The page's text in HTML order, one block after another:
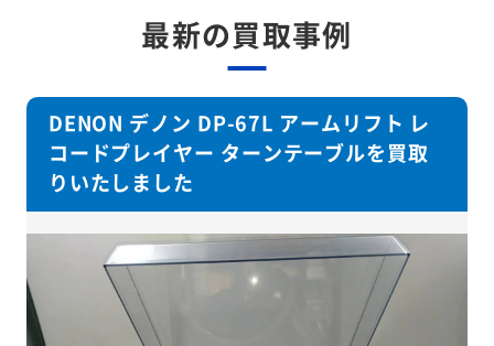
最新の買取事例
DENON デノン DP-67L アームリフト レ
コードプレイヤー ターンテーブルを買取
りいたしました